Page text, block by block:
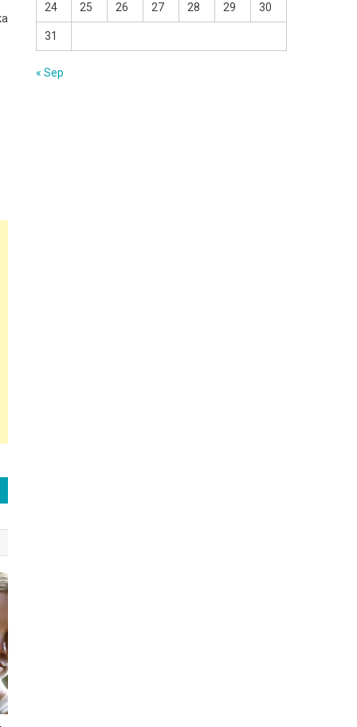
24 25 26 27 28 29 30
31
« Sep